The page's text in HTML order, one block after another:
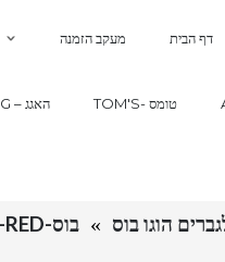
מעקב הזמנה דף הבית
UGG – האגג TOM'S- טומס
בוס-HUGO BOSS SWETER MEN-RED